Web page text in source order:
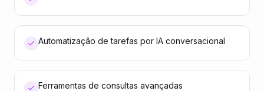
Automatização de tarefas por IA conversacional
Ferramentas de consultas avançadas